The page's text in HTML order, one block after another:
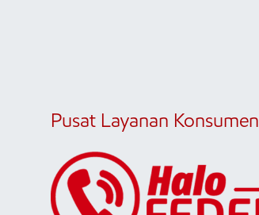
Pusat Layanan Konsumen